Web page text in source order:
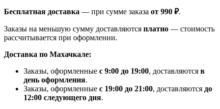
Бесплатная доставка — при сумме заказа от 990 ₽.
Заказы на меньшую сумму доставляются платно — стоимость
рассчитывается при оформлении.
Доставка по Махачкале:
Заказы, оформленные с 9:00 до 19:00, доставляются в
день оформления.
Заказы, оформленные с 19:00 до 21:00, доставляются до
12:00 следующего дня.